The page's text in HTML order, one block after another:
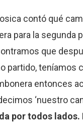
contó qué
para la segunda
que
partido, teníamos
entonces
‘nuestro
por todos lados.